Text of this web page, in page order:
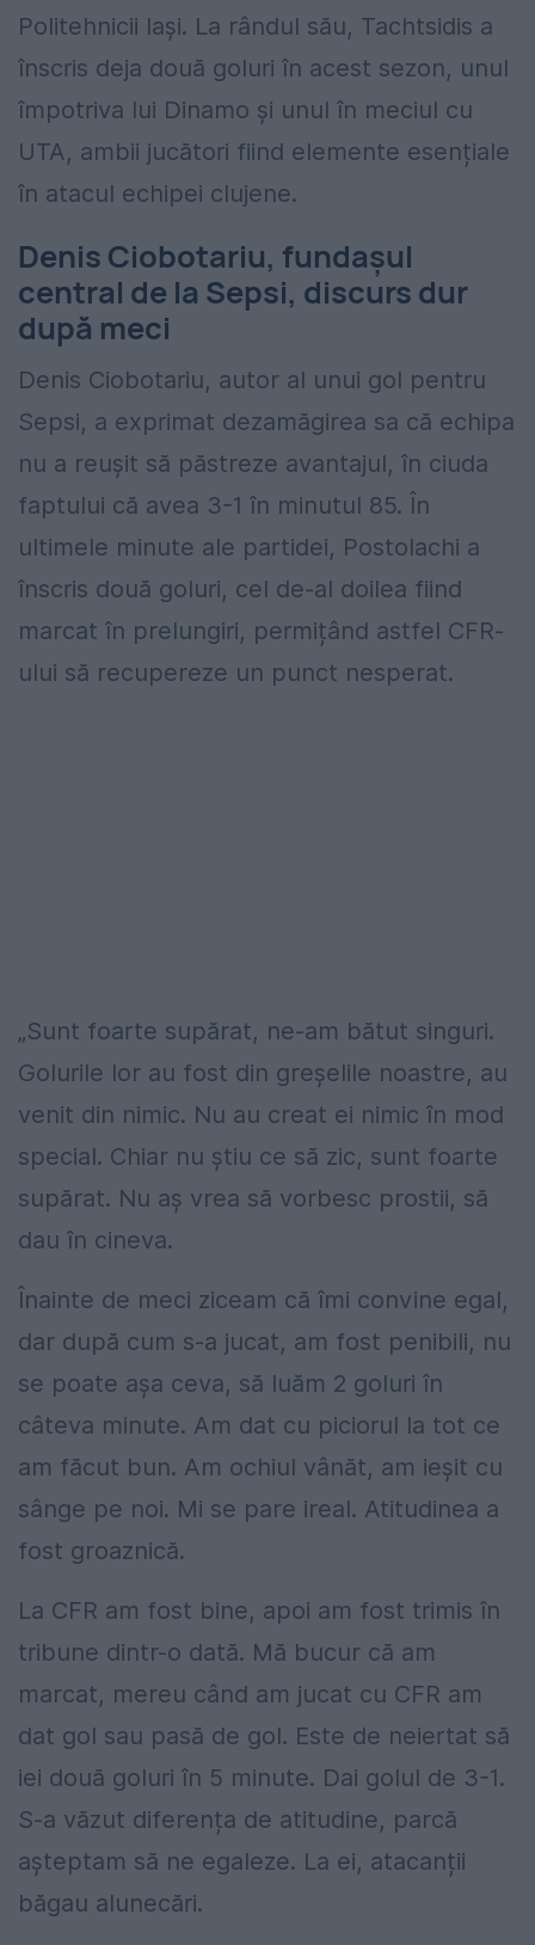
Politehnicii Iași. La rândul său, Tachtsidis a
înscris deja două goluri în acest sezon, unul
împotriva lui Dinamo și unul în meciul cu
UTA, ambii jucători fiind elemente esențiale
în atacul echipei clujene.
Denis Ciobotariu, fundașul
central de la Sepsi, discurs dur
după meci
Denis Ciobotariu, autor al unui gol pentru
Sepsi, a exprimat dezamăgirea sa că echipa
nu a reușit să păstreze avantajul, în ciuda
faptului că avea 3-1 în minutul 85. În
ultimele minute ale partidei, Postolachi a
înscris două goluri, cel de-al doilea fiind
marcat în prelungiri, permițând astfel CFR-
ului să recupereze un punct nesperat.
„Sunt foarte supărat, ne-am bătut singuri.
Golurile lor au fost din greșelile noastre, au
venit din nimic. Nu au creat ei nimic în mod
special. Chiar nu știu ce să zic, sunt foarte
supărat. Nu aș vrea să vorbesc prostii, să
dau în cineva.
Înainte de meci ziceam că îmi convine egal,
dar după cum s-a jucat, am fost penibili, nu
se poate așa ceva, să luăm 2 goluri în
câteva minute. Am dat cu piciorul la tot ce
am făcut bun. Am ochiul vânăt, am ieșit cu
sânge pe noi. Mi se pare ireal. Atitudinea a
fost groaznică.
La CFR am fost bine, apoi am fost trimis în
tribune dintr-o dată. Mă bucur că am
marcat, mereu când am jucat cu CFR am
dat gol sau pasă de gol. Este de neiertat să
iei două goluri în 5 minute. Dai golul de 3-1.
S-a văzut diferența de atitudine, parcă
așteptam să ne egaleze. La ei, atacanții
băgau alunecări.